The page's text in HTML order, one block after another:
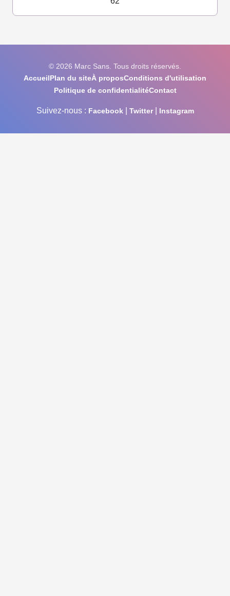
© 2026 Marc Sans. Tous droits réservés.
AccueilPlan du siteÀ proposConditions d'utilisation
Politique de confidentialitéContact
Suivez-nous : Facebook| Twitter| Instagram